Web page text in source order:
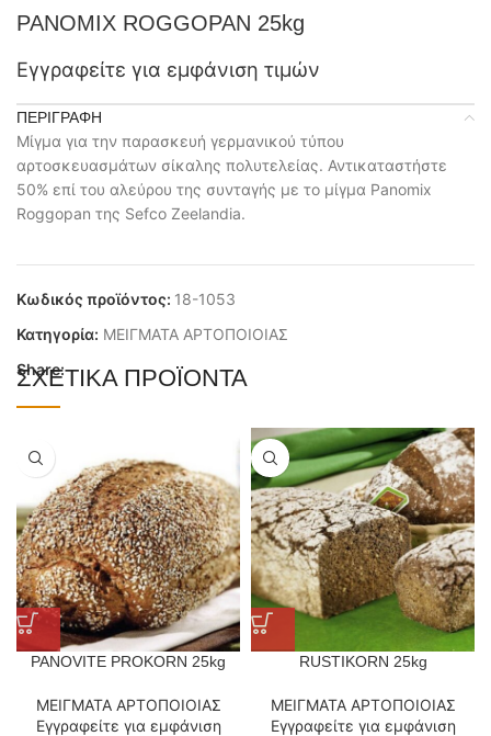
PANOMIX ROGGOPAN 25kg
Εγγραφείτε για εμφάνιση τιμών
ΠΕΡΙΓΡΑΦΉ
Μίγμα για την παρασκευή γερμανικού τύπου
αρτοσκευασμάτων σίκαλης πολυτελείας. Αντικαταστήστε
50% επί του αλεύρου της συνταγής με το μίγμα Panomix
Roggopan της Sefco Zeelandia.
Κωδικός προϊόντος: 18-1053
Κατηγορία: ΜΕΙΓΜΑΤΑ ΑΡΤΟΠΟΙΟΙΑΣ
Share:
ΣΧΕΤΙΚΆ ΠΡΟΪΌΝΤΑ
PANOVITE PROKORN 25kg
ΜΕΙΓΜΑΤΑ ΑΡΤΟΠΟΙΟΙΑΣ
Εγγραφείτε για εμφάνιση
RUSTIKORN 25kg
ΜΕΙΓΜΑΤΑ ΑΡΤΟΠΟΙΟΙΑΣ
Εγγραφείτε για εμφάνιση